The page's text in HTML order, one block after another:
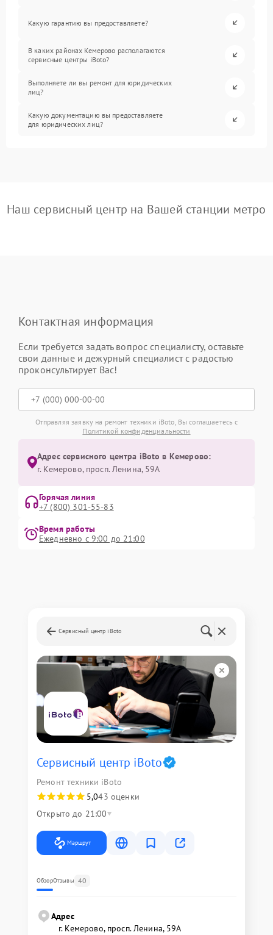
Какую гарантию вы предоставляете?
В каких районах Кемерово располагаются
сервисные центры iBoto?
Выполняете ли вы ремонт для юридических
лиц?
Какую документацию вы предоставляете
для юридических лиц?
Наш сервисный центр на Вашей станции метро
Контактная информация
Если требуется задать вопрос специалисту, оставьте
свои данные и дежурный специалист с радостью
проконсультирует Вас!
Отправляя заявку на ремонт техники iBoto, Вы соглашаетесь с
Политикой конфиденциальности
Адрес сервисного центра iBoto в Кемерово:
г. Кемерово, просп. Ленина, 59А
Горячая линия
+7 (800) 301-55-83
Время работы
Ежедневно с 9:00 до 21:00
Сервисный центр iBoto
Сервисный центр iBoto
Ремонт техники iBoto
5,043 оценки
Открыто до 21:00
Маршрут
ОбзорОтзывы 40
Адрес
г. Кемерово, просп. Ленина, 59А